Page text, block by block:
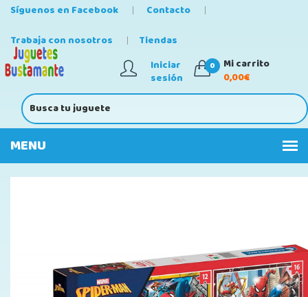
Síguenos en Facebook
Contacto
Trabaja con nosotros
Tiendas
Iniciar
sesión
0
Mi carrito
0,00€